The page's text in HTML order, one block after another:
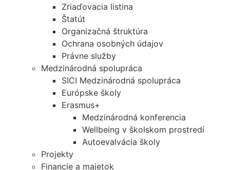
Zriaďovacia listina
Štatút
Organizačná štruktúra
Ochrana osobných údajov
Právne služby
Medzinárodná spolupráca
SICI Medzinárodná spolupráca
Európske školy
Erasmus+
Medzinárodná konferencia
Wellbeing v školskom prostredí
Autoevalvácia školy
Projekty
Financie a majetok